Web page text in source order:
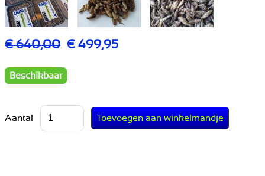
€ 640,00 € 499,95
Beschikbaar
Aantal